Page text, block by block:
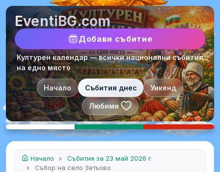
EventiBG.com
Добави събитие
Културен календар — всички национални събития
на едно място
Начало Събития днес Уикенд
Любими
Начало
Събития за 23 май 2026 г.
Събор на село Зетьово